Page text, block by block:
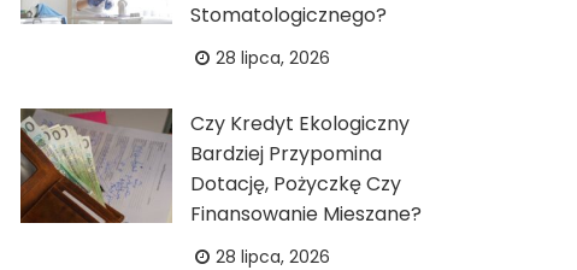
Stomatologicznego?
28 lipca, 2026
Czy Kredyt Ekologiczny
Bardziej Przypomina
Dotację, Pożyczkę Czy
Finansowanie Mieszane?
28 lipca, 2026